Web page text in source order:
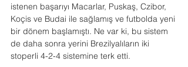
istenen başarıyı Macarlar, Puskaş, Czibor,
Koçis ve Budai ile sağlamış ve futbolda yeni
bir dönem başlamıştı. Ne var ki, bu sistem
de daha sonra yerini Brezilyalıların iki
stoperli 4-2-4 sistemine terk etti.